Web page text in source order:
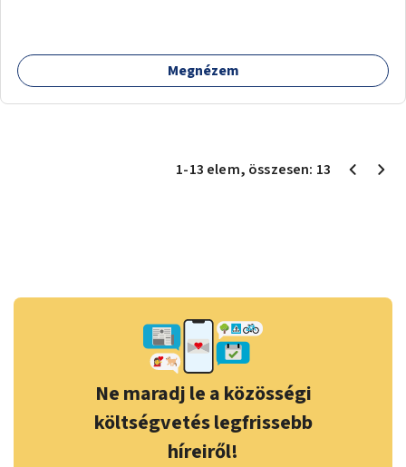
Megnézem
1-13 elem, összesen: 13
Ne maradj le a közösségi
költségvetés legfrissebb
híreiről!